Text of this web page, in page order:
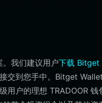
我们建议用户下载 Bitget
交到您手中。Bitget
用户的理想 TRADOOR